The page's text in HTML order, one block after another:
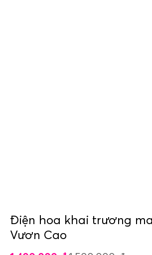
Điện hoa khai trương
Vươn Cao